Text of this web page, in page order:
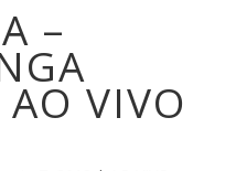
–
VIVO